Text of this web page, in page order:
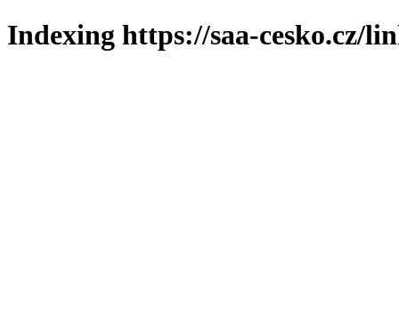
Indexing https://saa-cesko.cz/